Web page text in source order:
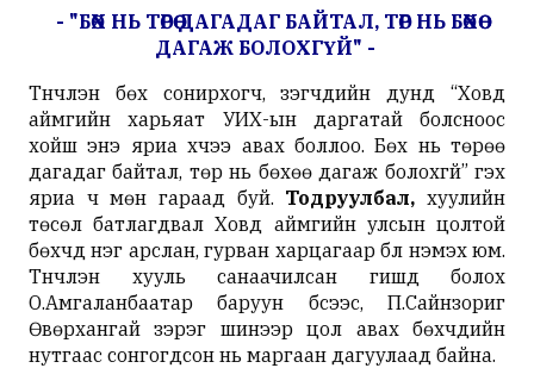
- "БӨХ НЬ ТӨРӨӨ ДАГАДАГ БАЙТАЛ, ТӨР НЬ БӨХӨӨ
ДАГАЖ БОЛОХГҮЙ" -
Түүнчлэн бөх сонирхогч, үзэгчдийн дунд “Ховд
аймгийн харьяат УИХ-ын даргатай болсноос
хойш энэ яриа хүчээ авах боллоо. Бөх нь төрөө
дагадаг байтал, төр нь бөхөө дагаж болохгүй” гэх
яриа ч мөн гараад буй. Тодруулбал, хуулийн
төсөл батлагдвал Ховд аймгийн улсын цолтой
бөхчүүд нэг арслан, гурван харцагаар бүл нэмэх юм.
Түүнчлэн хууль санаачилсан гишүүд болох
О.Амгаланбаатар баруун бүсээс, П.Сайнзориг
Өвөрхангай зэрэг шинээр цол авах бөхчүүдийн
нутгаас сонгогдсон нь маргаан дагуулаад байна.